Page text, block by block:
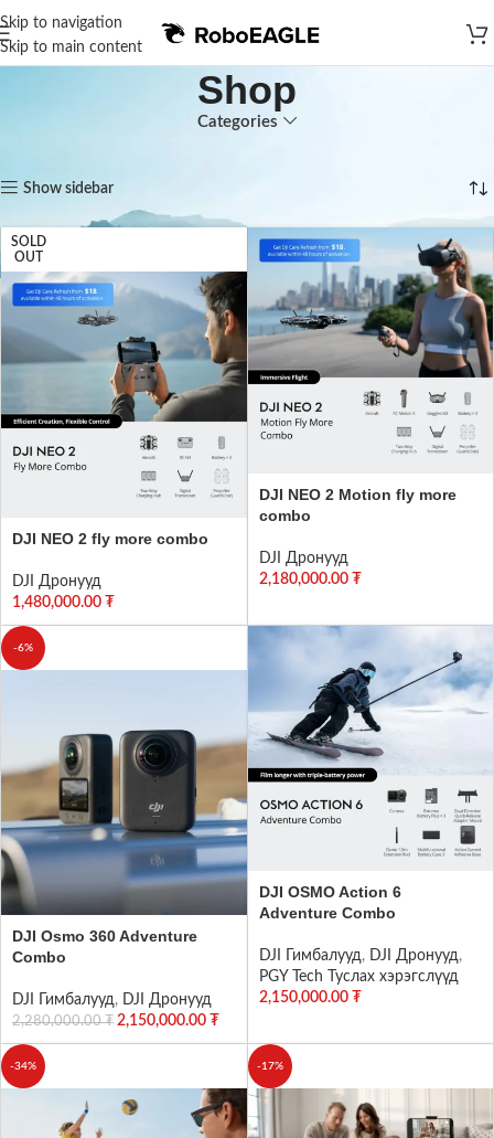
Skip to navigation
Skip to main content
Shop
Categories
Show sidebar
SOLD
OUT
DJI NEO 2 fly more combo
DJI Дронууд
1,480,000.00 ₮
DJI NEO 2 Motion fly more
combo
DJI Дронууд
2,180,000.00 ₮
-6%
DJI Osmo 360 Adventure
Combo
DJI Гимбалууд, DJI Дронууд
2,280,000.00₮ 2,150,000.00 ₮
DJI OSMO Action 6
Adventure Combo
DJI Гимбалууд, DJI Дронууд,
PGY Tech Туслах хэрэгслүүд
2,150,000.00 ₮
-34% -17%